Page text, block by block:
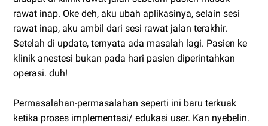
rawat inap. Oke deh, aku ubah aplikasinya, selain sesi
rawat inap, aku ambil dari sesi rawat jalan terakhir.
Setelah di update, ternyata ada masalah lagi. Pasien ke
klinik anestesi bukan pada hari pasien diperintahkan
operasi. duh!
Permasalahan-permasalahan seperti ini baru terkuak
ketika proses implementasi/ edukasi user. Kan nyebelin.